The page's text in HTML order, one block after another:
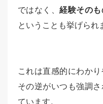
ではなく、経験その
ということも挙げられ
これは直感的にわか
その逆がいつも強調
ています。